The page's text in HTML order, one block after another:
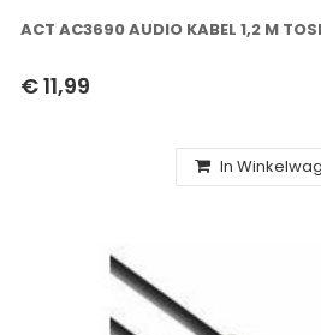
ACT AC3690 AUDIO KABEL 1,2 M
€ 11,99
In